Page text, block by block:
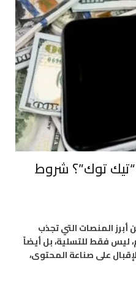
توك”؟ شروط
المنصات التي تجذب
ليس فقط للتسلية، بل أيضاً
على صناعة المحتوى،